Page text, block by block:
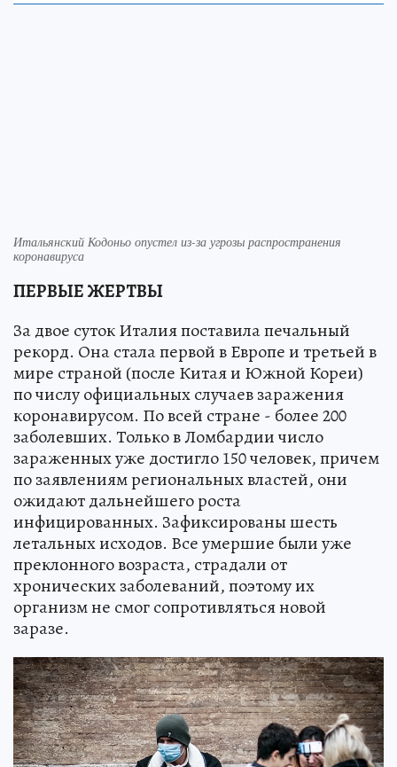
Итальянский Кодоньо опустел из-за угрозы распространения
коронавируса
ПЕРВЫЕ ЖЕРТВЫ
За двое суток Италия поставила печальный
рекорд. Она стала первой в Европе и третьей в
мире страной (после Китая и Южной Кореи)
по числу официальных случаев заражения
коронавирусом. По всей стране - более 200
заболевших. Только в Ломбардии число
зараженных уже достигло 150 человек, причем
по заявлениям региональных властей, они
ожидают дальнейшего роста
инфицированных. Зафиксированы шесть
летальных исходов. Все умершие были уже
преклонного возраста, страдали от
хронических заболеваний, поэтому их
организм не смог сопротивляться новой
заразе.